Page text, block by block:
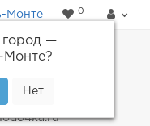
Монте
—
Монте?
0
до 18.00